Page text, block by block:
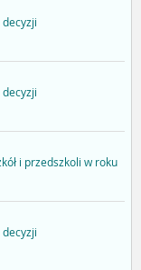
decyzji
decyzji
i przedszkoli w roku
decyzji